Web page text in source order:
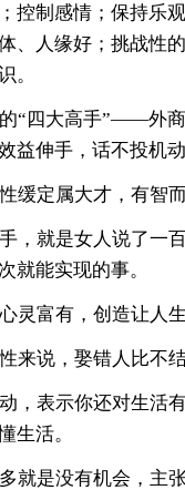
控制感情；保持乐
、人缘好；挑战性
。
“四大高手”——外
益伸手，话不投机动
缓定属大才，有智
，就是女人说了一
就能实现的事。
灵富有，创造让人生
来说，娶错人比不
，表示你还对生活
生活。
就是没有机会，主